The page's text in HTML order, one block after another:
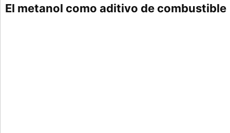
El metanol como aditivo de combustible